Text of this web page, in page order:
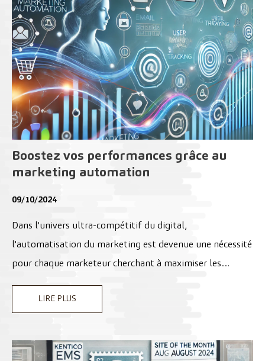
Boostez vos performances grâce au
marketing automation
09/10/2024
Dans l'univers ultra-compétitif du digital,
l'automatisation du marketing est devenue une nécessité
pour chaque marketeur cherchant à maximiser les
temps.LIRE PLUS